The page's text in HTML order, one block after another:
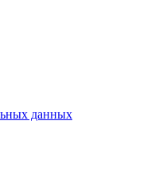
данных